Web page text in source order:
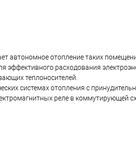
автономное отопление таких
эффективного расходования
теплоносителей.
системах отопления с
реле в коммутирующей